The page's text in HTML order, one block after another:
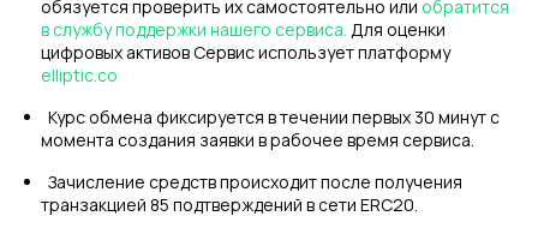
обязуется проверить их самостоятельно или обратится
в службу поддержки нашего сервиса. Для оценки
цифровых активов Сервис использует платформу
elliptic.co
Курс обмена фиксируется в течении первых 30 минут с
момента создания заявки в рабочее время сервиса.
Зачисление средств происходит после получения
транзакцией 85 подтверждений в сети ERC20.